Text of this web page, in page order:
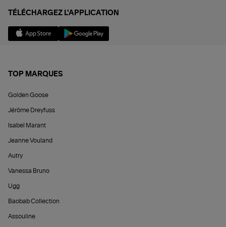
TÉLÉCHARGEZ L'APPLICATION
TOP MARQUES
Golden Goose
Jérôme Dreyfuss
Isabel Marant
Jeanne Vouland
Autry
Vanessa Bruno
Ugg
Baobab Collection
Assouline